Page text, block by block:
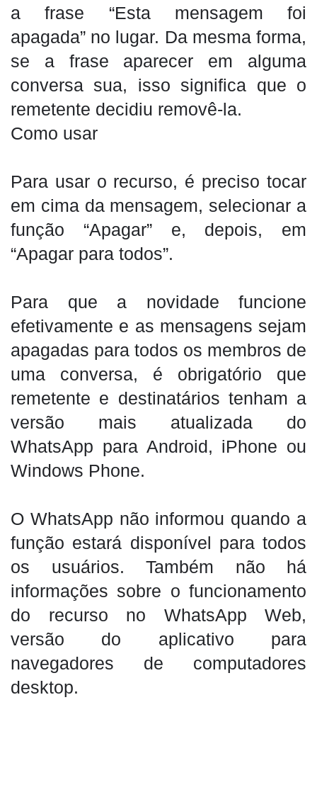
a frase “Esta mensagem foi
apagada” no lugar. Da mesma forma,
se a frase aparecer em alguma
conversa sua, isso significa que o
remetente decidiu removê-la.
Como usar
Para usar o recurso, é preciso tocar
em cima da mensagem, selecionar a
função “Apagar” e, depois, em
“Apagar para todos”.
Para que a novidade funcione
efetivamente e as mensagens sejam
apagadas para todos os membros de
uma conversa, é obrigatório que
remetente e destinatários tenham a
versão mais atualizada do
WhatsApp para Android, iPhone ou
Windows Phone.
O WhatsApp não informou quando a
função estará disponível para todos
os usuários. Também não há
informações sobre o funcionamento
do recurso no WhatsApp Web,
versão do aplicativo para
navegadores de computadores
desktop.